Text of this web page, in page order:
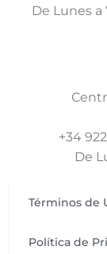
De Lunes a
+34
De
Términos de
Política de